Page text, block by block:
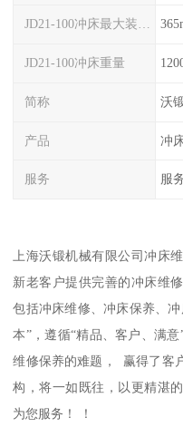
JD21-100冲床重量
简称 沃
产品 冲
服务 服
上海沃锻机械有限公司冲床
新老客户提供完善的冲床维
包括冲床维修、冲床保养、
本”，遵循“精品、客户、满
维修保养的难题， 赢得了客
构，将一如既往，以更精湛
为您服务！ ！